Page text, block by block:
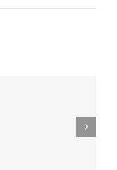
接受的和
解，换来